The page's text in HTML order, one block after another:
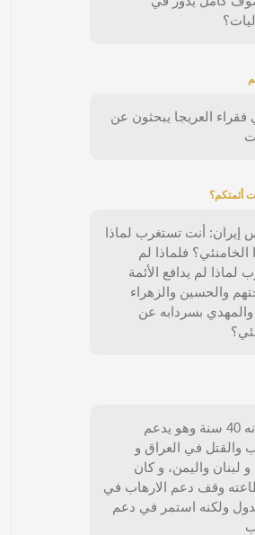
فقراء العريجا يبحثون عن
أئمتكم؟
إيران: أنت تستغرب لماذا
الخامنئي؟ فلماذا لم
لماذا لم يدافع الأئمة
والحسين والزهراء
بسردابه عن
قتل لانه 40 سنة وهو يدعم
والقتل في العراق و
لبنان واليمن، و كان
وقف دعم الارهاب في
ولكنه استمر في دعم